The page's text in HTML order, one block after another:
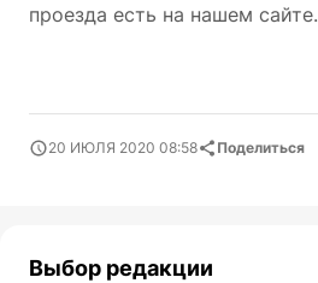
проезда есть на нашем сайте.
20 ИЮЛЯ 2020 08:58 Поделиться
Выбор редакции